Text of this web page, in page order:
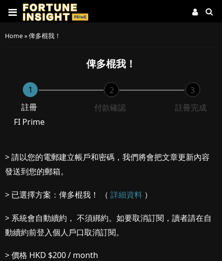
Home»俾多棍我！
俾多棍我！
1
註冊
FI Prime
2
付款確認
3
註冊完成
> 請以您的電郵建立帳戶和密碼，我們將會把文章更新內容
發送到您的郵箱。
> 已選擇方案：俾多棍我！ （ 詳細資料 ）
> 系統會自動續約， 不須綁約。如要取消訂閱，讀者請在自
動續約前登入個人戶口取消訂閱。
> 價格 HKD $200 / month